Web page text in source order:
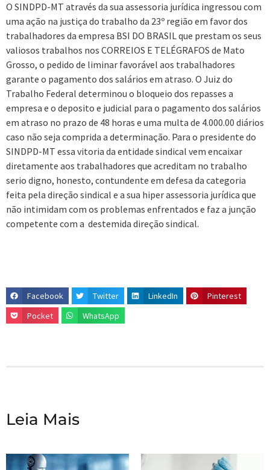
O SINDPD-MT através da sua assessoria jurídica ingressou com
uma ação na justiça do trabalho da 23º região em favor dos
trabalhadores da empresa BSI DO BRASIL que prestam os seus
valiosos trabalhos nos CORREIOS E TELÉGRAFOS de Mato
Grosso, o pedido de liminar favorável aos trabalhadores
garante o pagamento dos salários em atraso. O Juiz do
Trabalho Federal determinou o bloqueio dos repasses a
empresa e o deposito e judicial para o pagamento dos salários
em atraso no prazo de 48 horas e uma multa de 4.000.00 diários
caso não seja comprida a determinação. Para o presidente do
SINDPD-MT essa vitoria da entidade sindical vem encaixar
diretamente aos trabalhadores que acreditam no trabalho
serio digno, honesto, contundente em defesa da categoria
feita pela direção sindical e a sua hiper assessoria jurídica que
não intimidam com os problemas enfrentados e faz a junção
competente com a destemida direção sindical.
Facebook Twitter LinkedIn
Pinterest
Pocket
WhatsApp
Leia Mais